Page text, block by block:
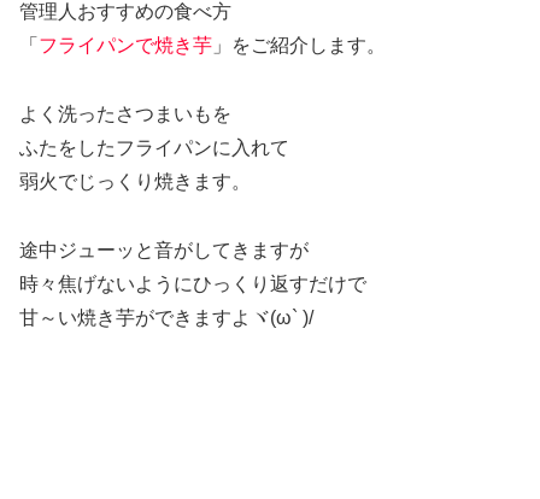
管理人おすすめの食べ方
「 フライパンで焼き芋 」をご紹介します。
よく洗ったさつまいもを
ふたをしたフライパンに入れて
弱火でじっくり焼きます。
途中ジューッと音がしてきますが
時々焦げないようにひっくり返すだけで
甘～い焼き芋ができますよヾ(ω` )/